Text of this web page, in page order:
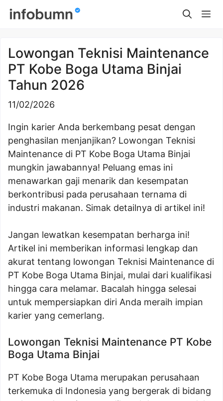
Skip
Lowongan Teknisi Maintenance
PT Kobe Boga Utama Binjai
Tahun 2026
11/02/2026
Ingin karier Anda berkembang pesat dengan
penghasilan menjanjikan? Lowongan Teknisi
Maintenance di PT Kobe Boga Utama Binjai
mungkin jawabannya! Peluang emas ini
menawarkan gaji menarik dan kesempatan
berkontribusi pada perusahaan ternama di
industri makanan. Simak detailnya di artikel ini!
Jangan lewatkan kesempatan berharga ini!
Artikel ini memberikan informasi lengkap dan
akurat tentang lowongan Teknisi Maintenance di
PT Kobe Boga Utama Binjai, mulai dari kualifikasi
hingga cara melamar. Bacalah hingga selesai
untuk mempersiapkan diri Anda meraih impian
karier yang cemerlang.
Lowongan Teknisi Maintenance PT Kobe
Boga Utama Binjai
PT Kobe Boga Utama merupakan perusahaan
terkemuka di Indonesia yang bergerak di bidang